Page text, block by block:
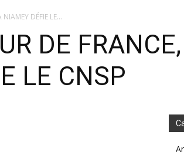
DÉFIE LE...
DE
LE CNSP